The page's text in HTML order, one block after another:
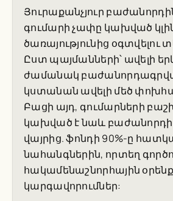
Յուրաքանչյուր
գումարի չափը կախված
ծառայությունից օգտվելու
Ըստ պայմանների՝ ավելի
ժամանակ
կստանան ավելի մեծ
Բացի այդ, գումարների
կախված է նաև բաժանորդի
վայրից. ֆոնդի 90%-ը
նահանգներին, որտեղ
հակամենաշնորհային
կարգավորումներ: